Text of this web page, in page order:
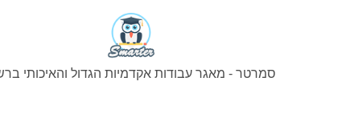
סמרטר - מאגר עבודות אקדמיות הגדול והאיכותי